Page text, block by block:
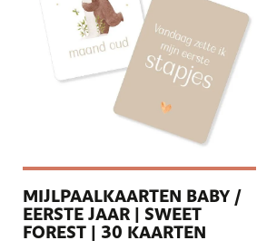
MIJLPAALKAARTEN BABY /
EERSTE JAAR | SWEET
FOREST | 30 KAARTEN